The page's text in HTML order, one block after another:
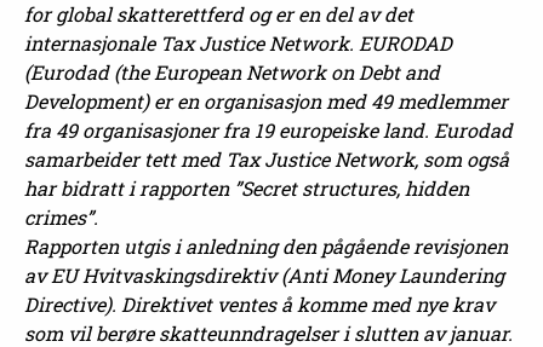
for global skatterettferd og er en del av det
internasjonale Tax Justice Network. EURODAD
(Eurodad (the European Network on Debt and
Development) er en organisasjon med 49 medlemmer
fra 49 organisasjoner fra 19 europeiske land. Eurodad
samarbeider tett med Tax Justice Network, som også
har bidratt i rapporten ”Secret structures, hidden
crimes”.
Rapporten utgis i anledning den pågående revisjonen
av EU Hvitvaskingsdirektiv (Anti Money Laundering
Directive). Direktivet ventes å komme med nye krav
som vil berøre skatteunndragelser i slutten av januar.